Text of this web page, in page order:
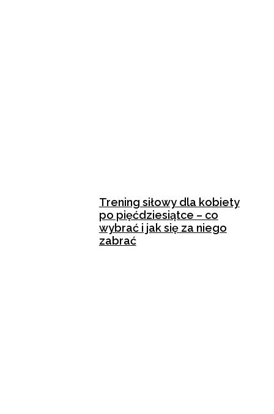
Trening siłowy dla kobiety
po pięćdziesiątce – co
wybrać i jak się za niego
zabrać